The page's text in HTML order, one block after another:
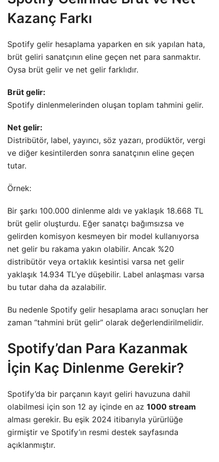
Kazanç Farkı
Spotify gelir hesaplama yaparken en sık yapılan hata,
brüt geliri sanatçının eline geçen net para sanmaktır.
Oysa brüt gelir ve net gelir farklıdır.
Brüt gelir:
Spotify dinlenmelerinden oluşan toplam tahmini gelir.
Net gelir:
Distribütör, label, yayıncı, söz yazarı, prodüktör, vergi
ve diğer kesintilerden sonra sanatçının eline geçen
tutar.
Örnek:
Bir şarkı 100.000 dinlenme aldı ve yaklaşık 18.668 TL
brüt gelir oluşturdu. Eğer sanatçı bağımsızsa ve
gelirden komisyon kesmeyen bir model kullanıyorsa
net gelir bu rakama yakın olabilir. Ancak %20
distribütör veya ortaklık kesintisi varsa net gelir
yaklaşık 14.934 TL’ye düşebilir. Label anlaşması varsa
bu tutar daha da azalabilir.
Bu nedenle Spotify gelir hesaplama aracı sonuçları her
zaman “tahmini brüt gelir” olarak değerlendirilmelidir.
Spotify’dan Para Kazanmak
İçin Kaç Dinlenme Gerekir?
Spotify’da bir parçanın kayıt geliri havuzuna dahil
olabilmesi için son 12 ay içinde en az 1000 stream
alması gerekir. Bu eşik 2024 itibarıyla yürürlüğe
girmiştir ve Spotify’ın resmi destek sayfasında
açıklanmıştır.